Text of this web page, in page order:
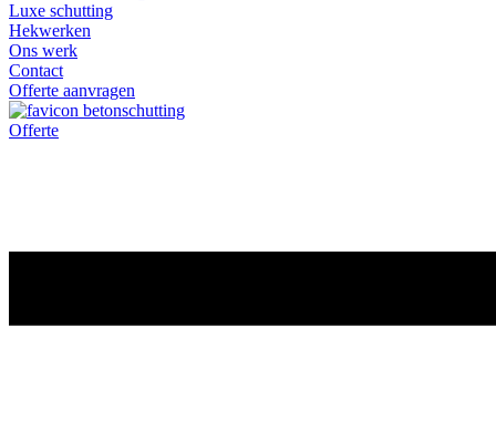
Luxe schutting
Hekwerken
Ons werk
Contact
Offerte aanvragen
Offerte